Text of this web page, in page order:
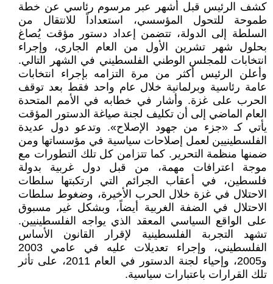
كشف الرئيس قبل أشهر عبر مرسوم رئاسي عن خطة
طموحة للتحول المؤسسي، استعداداً للانتقال من
السلطة إلى الدولة، تتضمن إعداد دستور مؤقت يُصاغ
بحلول شهر تشرين الأول من العام الجاري، وإجراء
انتخابات للمجلس الوطني الفلسطيني في الشهر التالي.
وأعلن الرئيس أكثر من مرة التزامه بإجراء انتخابات
عامة رئاسية وبرلمانية خلال عام واحد فقط بعد توقف
الحرب على غزة. وأشار في خطابه في الأمم المتحدة
العام الماضي إلى أن تكليف لجنة صياغة الدستور المؤقت
يأتي كـ «جزء من جهود الإصلاح». وتدعو دول عديدة
الفلسطينيين لعمل إصلاحات سياسية في مؤسساتها ومن
ضمنها منظمة التحرير. كما تتزامن كل تلك التطورات مع
موجة اعترافات مهمة، من قبل دول غربية بدولة
فلسطين، في أعقاب الجرائم التي ارتكبتها سلطات
الاحتلال في غزة خلال الحرب الأخيرة، وضغوط سلطات
الاحتلال في الضفة الغربية أيضاً، وبشكل غير مسبوق
على الواقع السياسي المعقد الذي يواجه الفلسطينيين.
تشهد التجربة الفلسطينية لإقرار القانون الأساس
الفلسطيني، وإجراء تعديلات عليه في عامي 2003
و2005، وإحياء لجنة الدستور في العام 2011، على تأثر
تلك القرارات باعتبارات سياسية.